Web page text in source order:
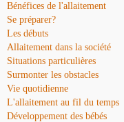
Bénéfices de l'allaitement
Se préparer?
Les débuts
Allaitement dans la société
Situations particulières
Surmonter les obstacles
Vie quotidienne
L'allaitement au fil du temps
Développement des bébés